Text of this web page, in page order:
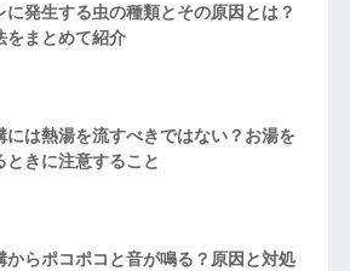
に発生する虫の種類とその原因とは？
をまとめて紹介
には熱湯を流すべきではない？お湯を
ときに注意すること
からポコポコと音が鳴る？原因と対処